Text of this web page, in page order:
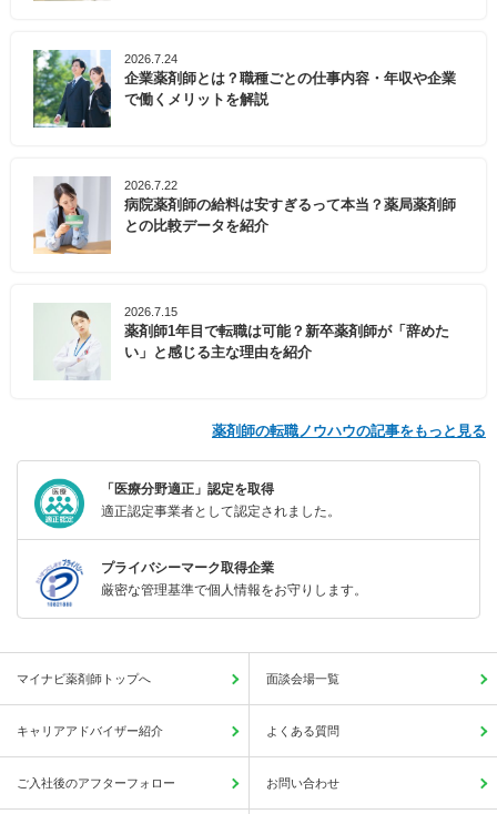
2026.7.24
企業薬剤師とは？職種ごとの仕事内容・年収や企業
で働くメリットを解説
2026.7.22
病院薬剤師の給料は安すぎるって本当？薬局薬剤師
との比較データを紹介
2026.7.15
薬剤師1年目で転職は可能？新卒薬剤師が「辞めた
い」と感じる主な理由を紹介
薬剤師の転職ノウハウの記事をもっと見る
「医療分野適正」認定を取得
適正認定事業者として認定されました。
プライバシーマーク取得企業
厳密な管理基準で個人情報をお守りします。
マイナビ薬剤師トップへ 面談会場一覧
キャリアアドバイザー紹介 よくある質問
ご入社後のアフターフォロー お問い合わせ